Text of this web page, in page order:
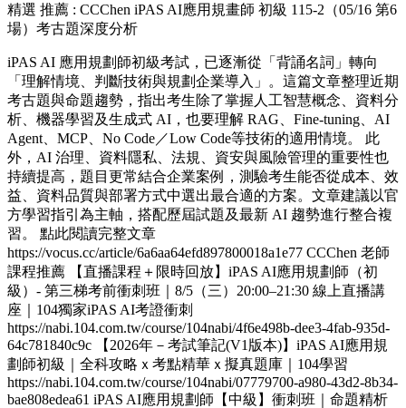
精選 推薦 : CCChen iPAS AI應用規畫師 初級 115-2（05/16 第6
場）考古題深度分析
iPAS AI 應用規劃師初級考試，已逐漸從「背誦名詞」轉向
「理解情境、判斷技術與規劃企業導入」。這篇文章整理近期
考古題與命題趨勢，指出考生除了掌握人工智慧概念、資料分
析、機器學習及生成式 AI，也要理解 RAG、Fine-tuning、AI
Agent、MCP、No Code／Low Code等技術的適用情境。 此
外，AI 治理、資料隱私、法規、資安與風險管理的重要性也
持續提高，題目更常結合企業案例，測驗考生能否從成本、效
益、資料品質與部署方式中選出最合適的方案。文章建議以官
方學習指引為主軸，搭配歷屆試題及最新 AI 趨勢進行整合複
習。 點此閱讀完整文章
https://vocus.cc/article/6a6aa64efd897800018a1e77 CCChen 老師
課程推薦 【直播課程＋限時回放】iPAS AI應用規劃師（初
級）- 第三梯考前衝刺班｜8/5（三）20:00–21:30 線上直播講
座｜104獨家iPAS AI考證衝刺
https://nabi.104.com.tw/course/104nabi/4f6e498b-dee3-4fab-935d-
64c781840c9c 【2026年－考試筆記(V1版本)】iPAS AI應用規
劃師初級｜全科攻略ｘ考點精華ｘ擬真題庫｜104學習
https://nabi.104.com.tw/course/104nabi/07779700-a980-43d2-8b34-
bae808edea61 iPAS AI應用規劃師【中級】衝刺班｜命題精析